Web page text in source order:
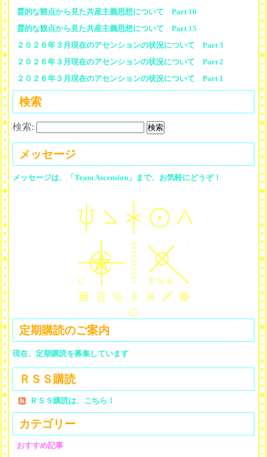
霊的な観点から見た共産主義思想について Part 16
霊的な観点から見た共産主義思想について Part 15
２０２６年３月現在のアセンションの状況について Part 3
２０２６年３月現在のアセンションの状況について Part 2
２０２６年３月現在のアセンションの状況について Part 1
検索
検索:
メッセージ
メッセージは、「Team Ascension」まで、お気軽にどうぞ！
定期購読のご案内
現在、定期購読を募集しています
ＲＳＳ購読
ＲＳＳ購読は、こちら！
カテゴリー
おすすめ記事